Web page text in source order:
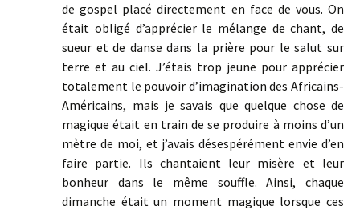
de gospel placé directement en face de vous. On
était obligé d’apprécier le mélange de chant, de
sueur et de danse dans la prière pour le salut sur
terre et au ciel. J’étais trop jeune pour apprécier
totalement le pouvoir d’imagination des Africains-
Américains, mais je savais que quelque chose de
magique était en train de se produire à moins d’un
mètre de moi, et j’avais désespérément envie d’en
faire partie. Ils chantaient leur misère et leur
bonheur dans le même souffle. Ainsi, chaque
dimanche était un moment magique lorsque ces